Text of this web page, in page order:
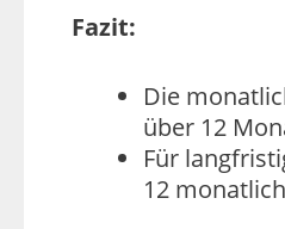
Fazit:
Die
über 12
Für
12